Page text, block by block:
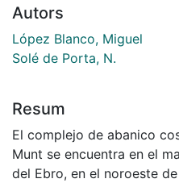
Autors
López Blanco, Miguel
Solé de Porta, N.
Resum
El complejo de abanico
Munt se encuentra en el
del Ebro, en el noroeste